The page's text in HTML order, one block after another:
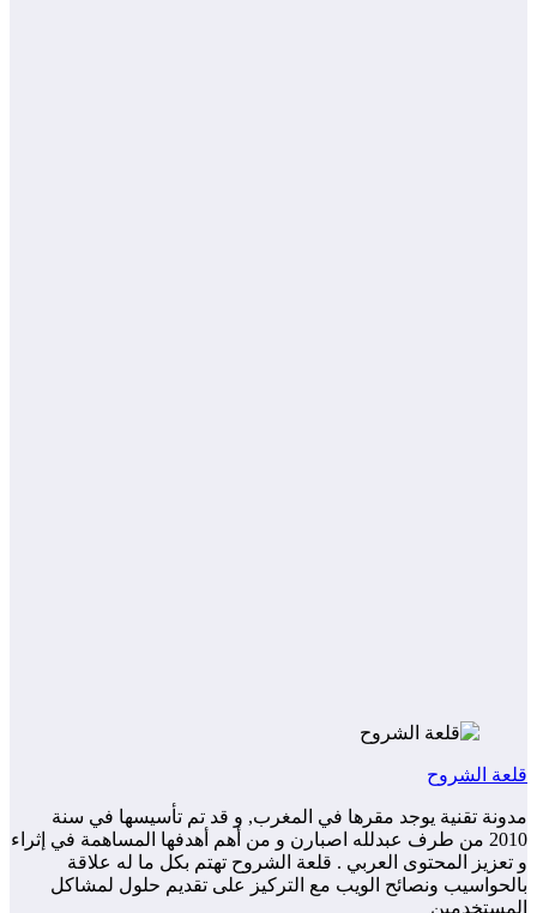
قلعة الشروح
مدونة تقنية يوجد مقرها في المغرب, و قد تم تأسيسها في سنة
2010 من طرف عبدلله اصبارن و من أهم أهدفها المساهمة في إثراء
و تعزيز المحتوى العربي . قلعة الشروح تهتم بكل ما له علاقة
بالحواسيب ونصائح الويب مع التركيز على تقديم حلول لمشاكل
المستخدمين